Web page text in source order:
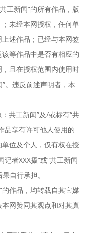
工新闻”的所有作品，版
未经本网授权，任何单
述作品；已经与本网签
等作品中是否有相应的
且在授权范围内使用时
”。违反前述声明者，本
共工新闻”及/或标有“共
品享有许可他人使用的
位及个人，仅有权在授
者XXX摄”或“共工新闻
自行承担。
的作品，均转载自其它媒
网赞同其观点和对其真